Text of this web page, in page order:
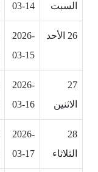
السبت
03-14
26 الأحد
2026-
03-15
27
الاثنين
2026-
03-16
28
الثلاثاء
2026-
03-17